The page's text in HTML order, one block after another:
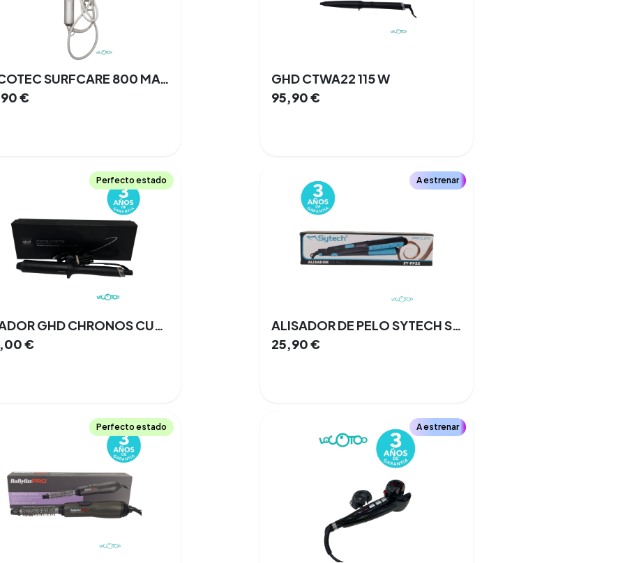
CECOTEC SURFCARE 800 MAGIC WAVES PRO 93 W
€
GHD CTWA22 115 W
95,90€
Perfecto estado
RIZADOR GHD CHRONOS CURVE MAX NEGRO
€
A estrenar
ALISADOR DE PELO SYTECH SYPP22
25,90€
Perfecto estado A estrenar